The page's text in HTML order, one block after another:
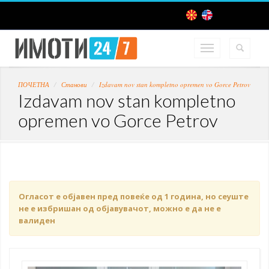
ПОЧЕТНА Станови Izdavam nov stan kompletno opremen vo Gorce Petrov
Izdavam nov stan kompletno
opremen vo Gorce Petrov
Огласот е објавен пред повеќе од 1 година, но сеуште
не е избришан од објавувачот, можно е да не е
валиден